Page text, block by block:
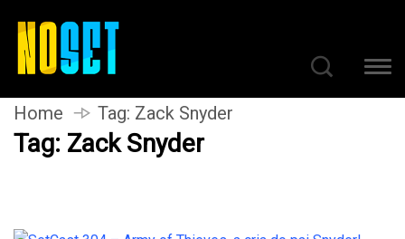
Home Tag: Zack Snyder
Tag: Zack Snyder